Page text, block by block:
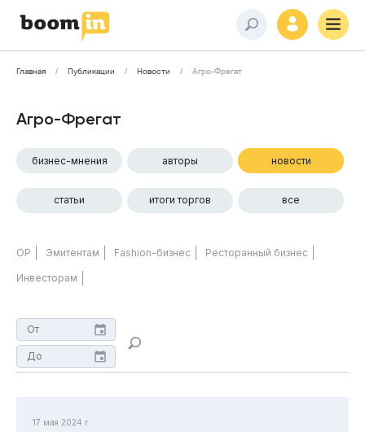
Главная Публикации Новости Агро-Фрегат
Агро-Фрегат
бизнес-мнения авторы новости
статьи итоги торгов все
ОР Эмитентам Fashion-бизнес Ресторанный бизнес
Инвесторам
17 мая 2024 г.